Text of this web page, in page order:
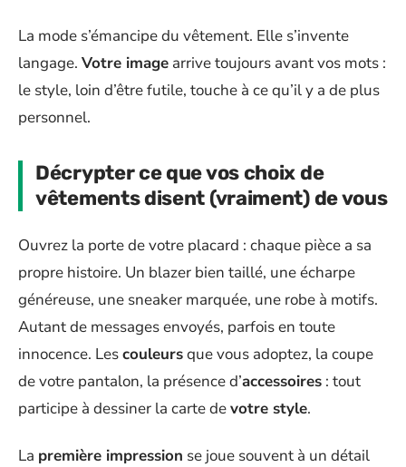
La mode s’émancipe du vêtement. Elle s’invente
langage. Votre image arrive toujours avant vos mots :
le style, loin d’être futile, touche à ce qu’il y a de plus
personnel.
Décrypter ce que vos choix de
vêtements disent (vraiment) de vous
Ouvrez la porte de votre placard : chaque pièce a sa
propre histoire. Un blazer bien taillé, une écharpe
généreuse, une sneaker marquée, une robe à motifs.
Autant de messages envoyés, parfois en toute
innocence. Lescouleursque vous adoptez, la coupe
de votre pantalon, la présence d’accessoires : tout
participe à dessiner la carte devotre style.
La première impression se joue souvent à un détail